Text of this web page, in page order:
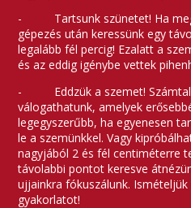
- Tartsunk szünetet! Ha
gépezés után keressünk egy
legalább fél percig! Ezalatt a
és az eddig igénybe vettek
- Eddzük a szemet!
válogathatunk, amelyek
legegyszerűbb, ha egyenesen
le a szemünkkel. Vagy
nagyjából 2 és fél centiméterre
távolabbi pontot keresve
ujjainkra fókuszálunk.
gyakorlatot!